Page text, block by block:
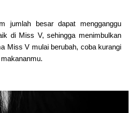
jumlah besar dapat mengganggu
di Miss V, sehingga menimbulkan
Miss V mulai berubah, coba kurangi